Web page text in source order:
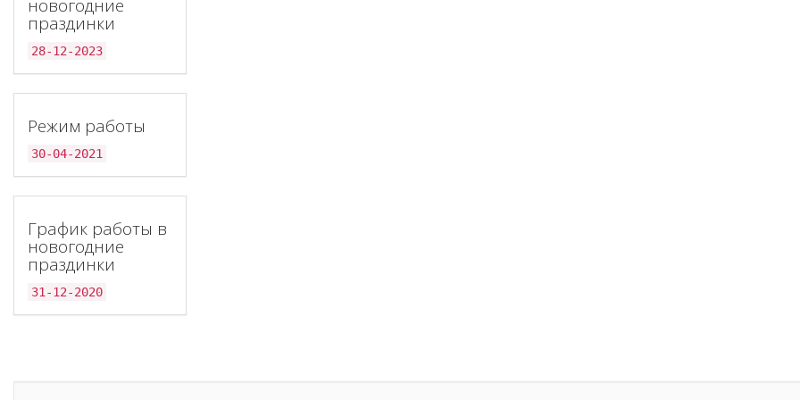
новогодние
праздинки
28-12-2023
Режим работы
30-04-2021
График работы в
новогодние
праздинки
31-12-2020